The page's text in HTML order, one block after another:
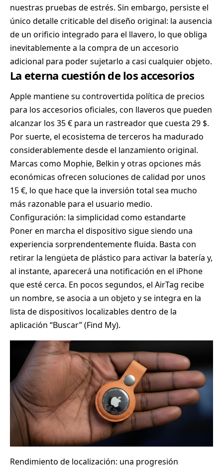
nuestras pruebas de estrés. Sin embargo, persiste el
único detalle criticable del diseño original: la ausencia
de un orificio integrado para el llavero, lo que obliga
inevitablemente a la compra de un accesorio
adicional para poder sujetarlo a casi cualquier objeto.
La eterna cuestión de los accesorios
Apple mantiene su controvertida política de precios
para los accesorios oficiales, con llaveros que pueden
alcanzar los 35 € para un rastreador que cuesta 29 $.
Por suerte, el ecosistema de terceros ha madurado
considerablemente desde el lanzamiento original.
Marcas como Mophie, Belkin y otras opciones más
económicas ofrecen soluciones de calidad por unos
15 €, lo que hace que la inversión total sea mucho
más razonable para el usuario medio.
Configuración: la simplicidad como estandarte
Poner en marcha el dispositivo sigue siendo una
experiencia sorprendentemente fluida. Basta con
retirar la lengüeta de plástico para activar la batería y,
al instante, aparecerá una notificación en el iPhone
que esté cerca. En pocos segundos, el AirTag recibe
un nombre, se asocia a un objeto y se integra en la
lista de dispositivos localizables dentro de la
aplicación “Buscar” (Find My).
Rendimiento de localización: una progresión